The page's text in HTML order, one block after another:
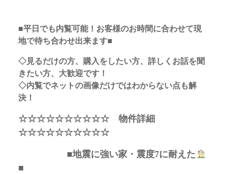
■平日でも内覧可能！お客様のお時間に合わせて現
地で待ち合わせ出来ます■
◇見るだけの方、購入をしたい方、詳しくお話を聞
きたい方、大歓迎です！
◇内覧でネットの画像だけではわからない点も解
決！
☆☆☆☆☆☆☆☆☆☆ 物件詳細
☆☆☆☆☆☆☆☆☆☆
■地震に強い家・震度7に耐えた
■